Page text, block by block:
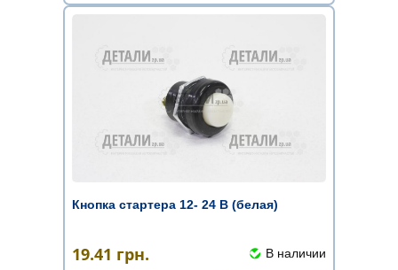
Кнопка стартера 12- 24 В (белая)
19.41 грн. В наличии